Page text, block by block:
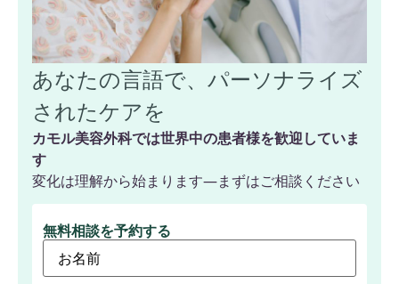
あなたの言語で、パーソナライズ
されたケアを
カモル美容外科では世界中の患者様を歓迎していま
す
変化は理解から始まります—まずはご相談ください
無料相談を予約する